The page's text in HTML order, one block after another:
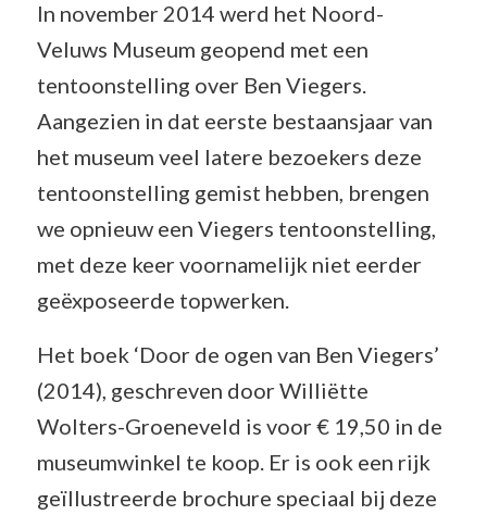
In november 2014 werd het Noord-
Veluws Museum geopend met een
tentoonstelling over Ben Viegers.
Aangezien in dat eerste bestaansjaar van
het museum veel latere bezoekers deze
tentoonstelling gemist hebben, brengen
we opnieuw een Viegers tentoonstelling,
met deze keer voornamelijk niet eerder
geëxposeerde topwerken.
Het boek ‘Door de ogen van Ben Viegers’
(2014), geschreven door Williëtte
Wolters-Groeneveld is voor € 19,50 in de
museumwinkel te koop. Er is ook een rijk
geïllustreerde brochure speciaal bij deze